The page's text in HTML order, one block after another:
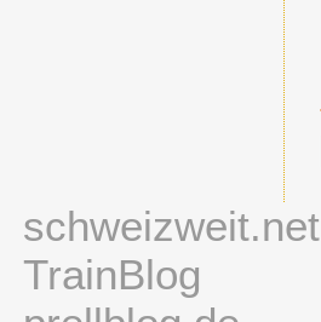
schweizweit.net
TrainBlog